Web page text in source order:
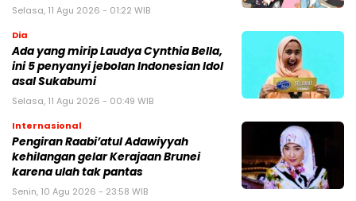
Selasa, 11 Agu 2026 - 01:22 WIB
Dia
Ada yang mirip Laudya Cynthia Bella,
ini 5 penyanyi jebolan Indonesian Idol
asal Sukabumi
Selasa, 11 Agu 2026 - 00:49 WIB
Internasional
Pengiran Raabi’atul Adawiyyah
kehilangan gelar Kerajaan Brunei
karena ulah tak pantas
Senin, 10 Agu 2026 - 23:58 WIB